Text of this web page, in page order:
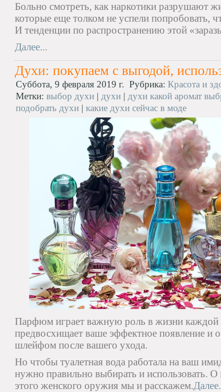
Больно смотреть, как наркотики разрушают
которые еще толком не успели попробовать,
И тенденции по распространению этой
Далее...
Духи: покупаем с выгодой,
Суббота, 9 февраля 2019 г. Рубрика: Красота и
Метки: выбор духи | духи | духи какой аромат
подобрать духи | какие духи сейчас в моде
Парфюм играет важную роль в жизни
предвосхищает ваше эффектное появление и
шлейфом после вашего ухода.
Но чтобы туалетная вода работала на ваш
нужно правильно выбирать и использовать.
этого женского оружия мы и расскажем.